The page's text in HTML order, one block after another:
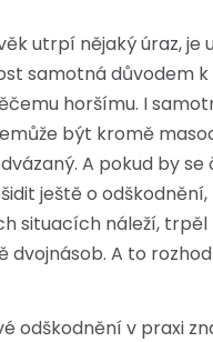
utrpí nějaký úraz, je
samotná důvodem
horšímu. I
být kromě
A pokud by
ještě o
situacích náleží, trpěl
dvojnásob. A to
odškodnění v praxi